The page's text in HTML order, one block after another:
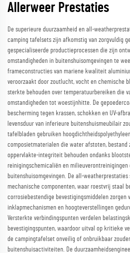
Allerweer Prestaties
De superieure duurzaamheid en all-
camping tafelsets zijn afkomstig van zorgvuldig
gespecialiseerde productieprocessen die zijn
omstandigheden in buitenshuisomgevingen te
frameconstructies van mariene kwaliteit
veroorzaakt door zoutlucht, vocht en chemische
sterkte behouden over temperatuurbereiken die
omstandigheden tot woestijnhitte. De
bescherming tegen krassen, schokken en UV-
levensduur van inferieure buitenshuismeubilair
tafelbladen gebruiken
composietmaterialen die water afstoten, bestand
oppervlakte-integriteit behouden ondanks
reinigingschemicaliën en milieuverontreinigingen
buitenshuisomgevingen. De all-
mechanische componenten, waar roestvrij staal
corrosiebestendige bevestigingsmiddelen zorgen
inklapmechanismen en hoogteverstellingen
Versterkte verbindingspunten verdelen
bevestigingspunten, waardoor uitval op kritieke
de campingtafelset onveilig of onbruikbaar
buitenshuisactiviteiten. De